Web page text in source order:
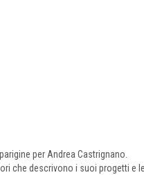
per Andrea Castrignano.
che descrivono i suoi progetti e